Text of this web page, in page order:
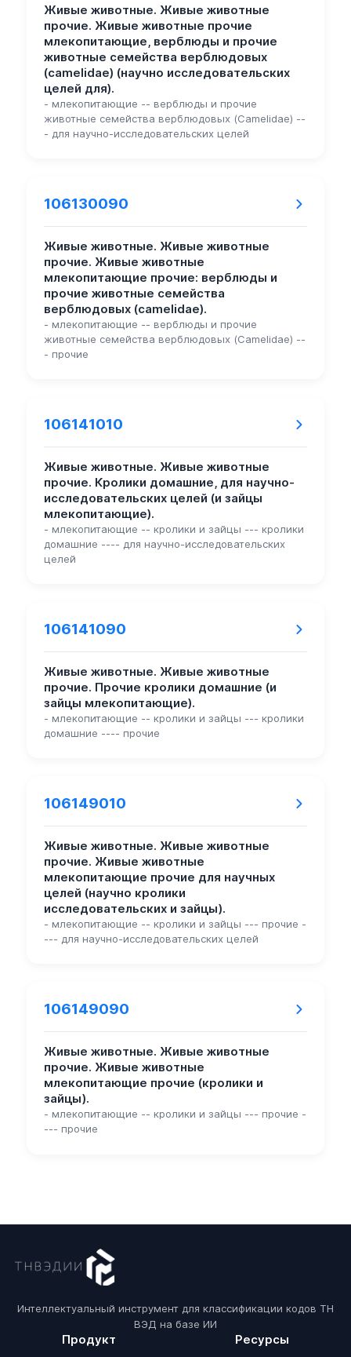
Живые животные. Живые животные
прочие. Живые животные прочие
млекопитающие, верблюды и прочие
животные семейства верблюдовых
(camelidae) (научно исследовательских
целей для).
- млекопитающие -- верблюды и прочие
животные семейства верблюдовых (Camelidae) --
- для научно-исследовательских целей
106130090
Живые животные. Живые животные
прочие. Живые животные
млекопитающие прочие: верблюды и
прочие животные семейства
верблюдовых (camelidae).
- млекопитающие -- верблюды и прочие
животные семейства верблюдовых (Camelidae) --
- прочие
106141010
Живые животные. Живые животные
прочие. Кролики домашние, для научно-
исследовательских целей (и зайцы
млекопитающие).
- млекопитающие -- кролики и зайцы --- кролики
домашние ---- для научно-исследовательских
целей
106141090
Живые животные. Живые животные
прочие. Прочие кролики домашние (и
зайцы млекопитающие).
- млекопитающие -- кролики и зайцы --- кролики
домашние ---- прочие
106149010
Живые животные. Живые животные
прочие. Живые животные
млекопитающие прочие для научных
целей (научно кролики
исследовательских и зайцы).
- млекопитающие -- кролики и зайцы --- прочие -
--- для научно-исследовательских целей
106149090
Живые животные. Живые животные
прочие. Живые животные
млекопитающие прочие (кролики и
зайцы).
- млекопитающие -- кролики и зайцы --- прочие -
--- прочие
Интеллектуальный инструмент для классификации кодов ТН
ВЭД на базе ИИ
Продукт Ресурсы